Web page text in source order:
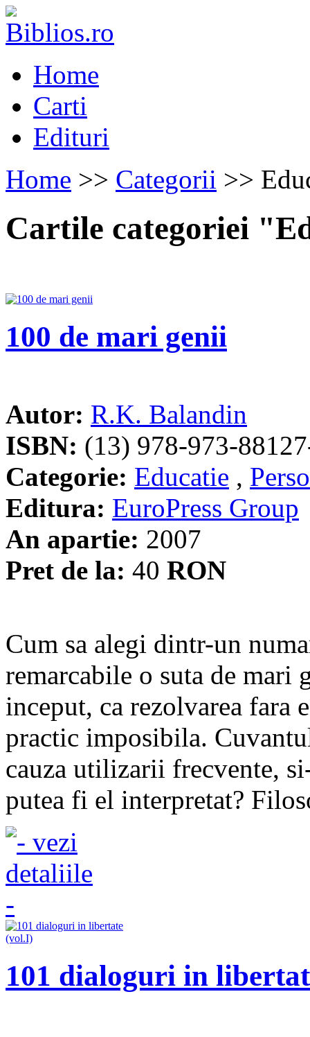
Home
Carti
Edituri
Home >> Categorii >>
Cartile categoriei
100 de mari genii
Autor: R.K. Balandin
ISBN: (13) 978-973-
Categorie: Educatie ,
Editura: EuroPress Group
An apartie: 2007
Pret de la: 40 RON
Cum sa alegi dintr-un
remarcabile o suta de mari
inceput, ca rezolvarea fara
practic imposibila.
cauza utilizarii frecvente,
putea fi el interpretat?
101 dialoguri in